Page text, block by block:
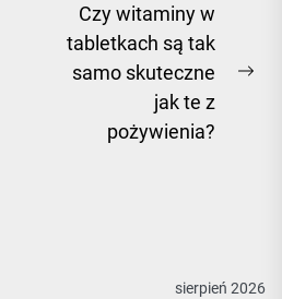
Czy witaminy w
tabletkach są tak
samo skuteczne
jak te z
pożywienia?
sierpień 2026